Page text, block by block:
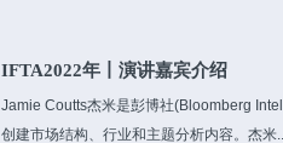
IFTA2022年丨演讲嘉宾介绍
Jamie Coutts杰米是彭博社(Bloomberg
创建市场结构、行业和主题分析内容。杰米